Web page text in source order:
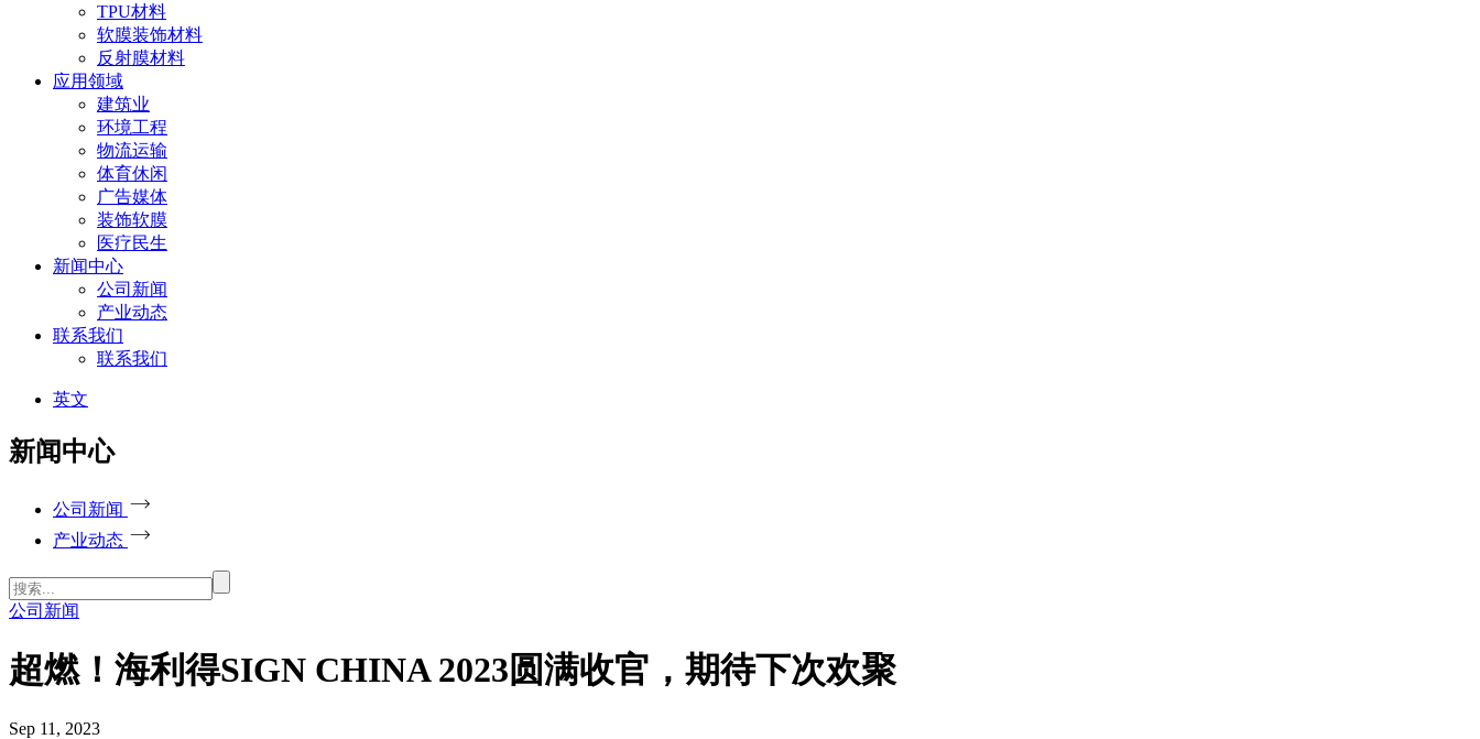
TPU材料
软膜装饰材料
反射膜材料
应用领域
建筑业
环境工程
物流运输
体育休闲
广告媒体
装饰软膜
医疗民生
新闻中心
公司新闻
产业动态
联系我们
联系我们
英文
新闻中心
公司新闻
产业动态
公司新闻
超燃！海利得SIGN CHINA 2023圆满收官，期待下次欢聚
Sep 11, 2023